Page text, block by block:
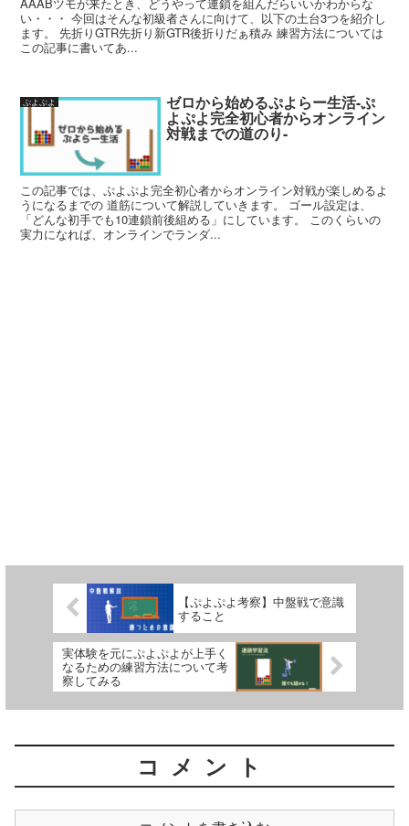
AAABツモが来たとき、どうやって連鎖を組んだらいいかわからな
い・・・ 今回はそんな初級者さんに向けて、以下の土台3つを紹介し
ます。 先折りGTR先折り新GTR後折りだぁ積み 練習方法については
この記事に書いてあ...
ぷよぷよ ゼロから始めるぷよらー生活-ぷ
よぷよ完全初心者からオンライン
対戦までの道のり-
この記事では、ぷよぷよ完全初心者からオンライン対戦が楽しめるよ
うになるまでの 道筋について解説していきます。 ゴール設定は、
「どんな初手でも10連鎖前後組める」にしています。 このくらいの
実力になれば、オンラインでランダ...
【ぷよぷよ考察】中盤戦で意識
すること
実体験を元にぷよぷよが上手く
なるための練習方法について考
察してみる
コメント